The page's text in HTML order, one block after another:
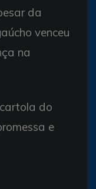
da
venceu
na
do
e